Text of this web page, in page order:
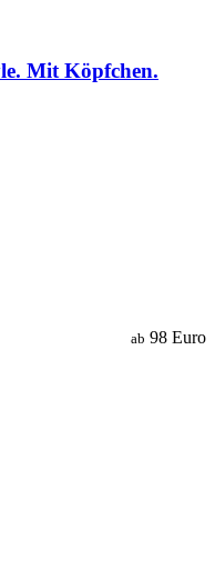
Mit Köpfchen.
ab 98 Euro